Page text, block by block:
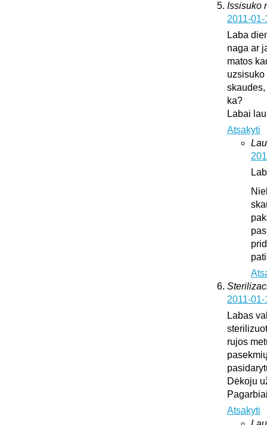
Issisuko
2011-
Laba
naga ar
matos
uzsisuko
ka?
Labai
Atsakyti
2011-
Labas
rujos
Dėkoju
Atsakyti